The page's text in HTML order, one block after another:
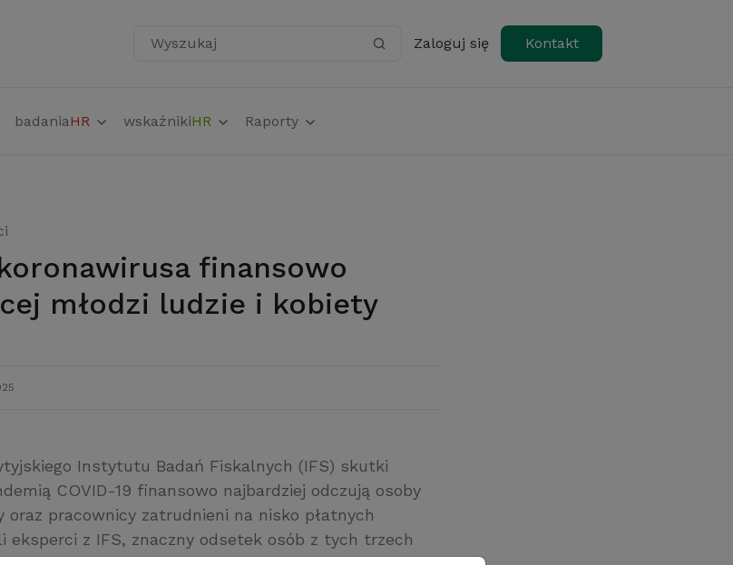
Wyszukaj Zaloguj się Kontakt
badaniaHR wskaźnikiHR Raporty
młodzi ludzie i kobiety
Instytutu Badań Fiskalnych (IFS) skutki
COVID-19 finansowo najbardziej odczują osoby
oraz pracownicy zatrudnieni na nisko płatnych
eksperci z IFS, znaczny odsetek osób z tych trzech